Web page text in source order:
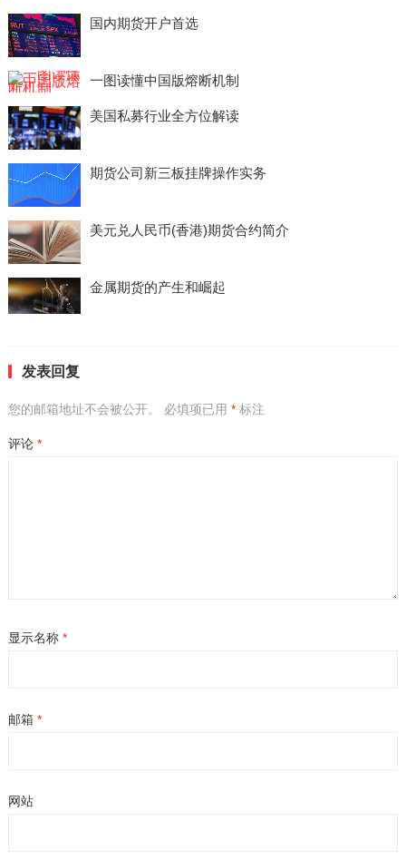
国内期货开户首选
一图读懂中国版熔断机制
美国私募行业全方位解读
期货公司新三板挂牌操作实务
美元兑人民币(香港)期货合约简介
金属期货的产生和崛起
发表回复
您的邮箱地址不会被公开。 必填项已用 *标注
评论 *
显示名称 *
邮箱 *
网站